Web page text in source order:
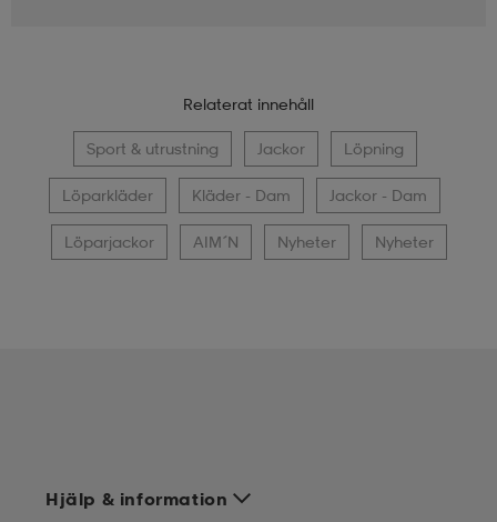
Relaterat innehåll
Sport & utrustning Jackor Löpning
Löparkläder Kläder - Dam Jackor - Dam
Löparjackor AIM´N Nyheter Nyheter
Hjälp & information